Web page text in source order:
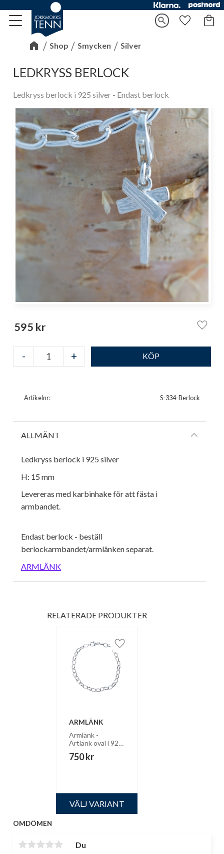
Meny search Favoriter
Shop Smycken Silver
LEDKRYSS BERLOCK
Ledkryss berlock i 925 silver - Endast berlock
595 kr
+
-
Lägg
Artikelnr S-334-Berlock
ALLMÄNT
Ledkryss berlock i 925 silver
H: 15 mm
Levereras med karbinhake för att fästa i
armbandet.
Endast berlock - beställ
berlockarmbandet/armlänken separat.
ARMLÄNK
OMDÖMEN
Du
RELATERADE PRODUKTER
ARMLÄNK
Armlänk -
Ärtlänk oval i 925
storlek
750kr
Lägg till i favoriter